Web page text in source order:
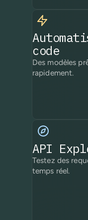
code
Des modèles
rapidement.
API
Testez des
temps réel.